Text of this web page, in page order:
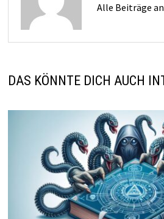
Alle Beiträge
DAS KÖNNTE DICH AUCH